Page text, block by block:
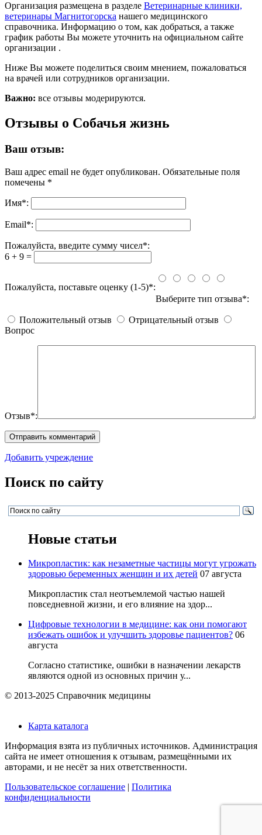
Организация размещена в разделе Ветеринарные клиники,
ветеринары Магнитогорска нашего медицинского
справочника. Информацию о том, как добраться, а также
график работы Вы можете уточнить на официальном сайте
организации .
Ниже Вы можете поделиться своим мнением, пожаловаться
на врачей или сотрудников организации.
Важно: все отзывы модерируются.
Отзывы о Собачья жизнь
Ваш отзыв:
Ваш адрес email не будет опубликован. Обязательные поля
помечены *
Имя*:
Email*:
Пожалуйста, введите сумму чисел*:
6 + 9 =
Пожалуйста, поставьте оценку (1-5)*:
Выберите тип отзыва*:
Положительный отзыв
Отрицательный отзыв
Вопрос
Отзыв*:
Добавить учреждение
Поиск по сайту
Новые статьи
Микропластик: как незаметные частицы могут угрожать
здоровью беременных женщин и их детей 07 августа
Микропластик стал неотъемлемой частью нашей
повседневной жизни, и его влияние на здор...
Цифровые технологии в медицине: как они помогают
избежать ошибок и улучшить здоровье пациентов? 06
августа
Согласно статистике, ошибки в назначении лекарств
являются одной из основных причин у...
© 2013-2025 Справочник медицины
Карта каталога
Информация взята из публичных источников. Администрация
сайта не имеет отношения к отзывам, размещёнными их
авторами, и не несёт за них ответственности.
Пользовательское соглашение
Политика
конфиденциальности